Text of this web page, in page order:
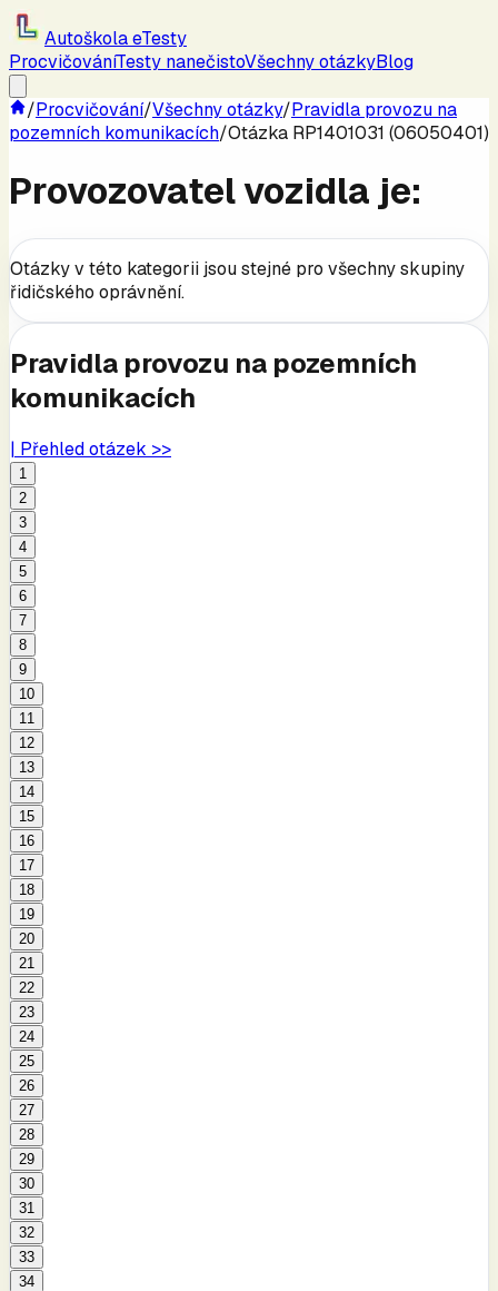
Autoškola eTesty
ProcvičováníTesty nanečistoVšechny otázkyBlog
/Procvičování/Všechny otázky/Pravidla provozu na
pozemních komunikacích/Otázka RP1401031 (06050401)
Provozovatel vozidla je:
Otázky v této kategorii jsou stejné pro všechny skupiny
řidičského oprávnění.
Pravidla provozu na pozemních
komunikacích
| Přehled otázek >>
1
2
3
4
5
6
7
8
9
10
11
12
13
14
15
16
17
18
19
20
21
22
23
24
25
26
27
28
29
30
31
32
33
34